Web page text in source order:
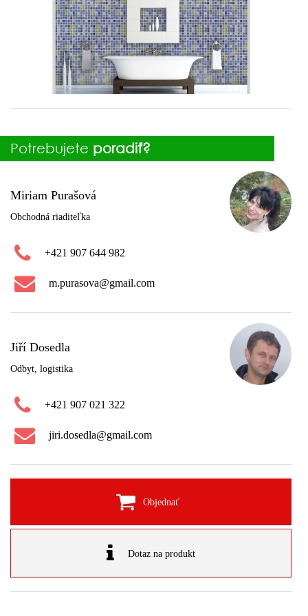
Potrebujete poradiť?
Miriam Purašová
Obchodná riaditeľka
+421 907 644 982
m.purasova@gmail.com
Jiří Dosedla
Odbyt, logistika
+421 907 021 322
jiri.dosedla@gmail.com
Objednať
Dotaz na produkt